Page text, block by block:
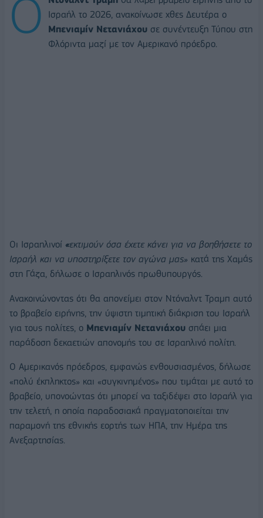
Ο
Ισραήλ το 2026, ανακοίνωσε χθες Δευτέρα ο
Μπενιαμίν Νετανιάχου σε συνέντευξη Τύπου στη
Φλόριντα μαζί με τον Αμερικανό πρόεδρο.
Οι Ισραηλινοί «εκτιμούν όσα έχετε κάνει για να βοηθήσετε το
Ισραήλ και να υποστηρίξετε τον αγώνα μας» κατά της Χαμάς
στη Γάζα, δήλωσε ο Ισραηλινός πρωθυπουργός.
Ανακοινώνοντας ότι θα απονείμει στον Ντόναλντ Τραμπ αυτό
το βραβείο ειρήνης, την ύψιστη τιμητική διάκριση του Ισραήλ
για τους πολίτες, ο Μπενιαμίν Νετανιάχου σπάει μια
παράδοση δεκαετιών απονομής του σε Ισραηλινό πολίτη.
Ο Αμερικανός πρόεδρος, εμφανώς ενθουσιασμένος, δήλωσε
«πολύ έκπληκτος» και «συγκινημένος» που τιμάται με αυτό το
βραβείο, υπονοώντας ότι μπορεί να ταξιδέψει στο Ισραήλ για
την τελετή, η οποία παραδοσιακά πραγματοποιείται την
παραμονή της εθνικής εορτής των ΗΠΑ, την Ημέρα της
Ανεξαρτησίας.